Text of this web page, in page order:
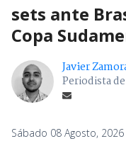
sets ante
Copa
Javier
Periodista
Sábado 08 Agosto,